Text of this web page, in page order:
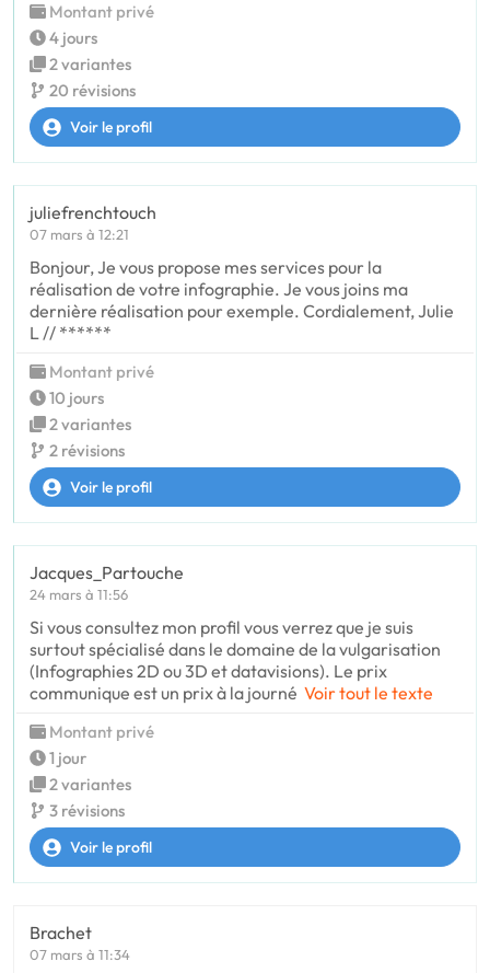
Montant privé
4 jours
2 variantes
20 révisions
Voir le profil
juliefrenchtouch
07 mars à 12:21
Bonjour, Je vous propose mes services pour la
réalisation de votre infographie. Je vous joins ma
dernière réalisation pour exemple. Cordialement, Julie
L // ******
Montant privé
10 jours
2 variantes
2 révisions
Voir le profil
Jacques_Partouche
24 mars à 11:56
Si vous consultez mon profil vous verrez que je suis
surtout spécialisé dans le domaine de la vulgarisation
(Infographies 2D ou 3D et datavisions). Le prix
communique est un prix à la journé Voir tout le texte
Montant privé
1 jour
2 variantes
3 révisions
Voir le profil
Brachet
07 mars à 11:34